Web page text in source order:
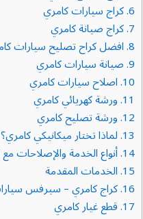
6. كراج سيارات كامري
7. كراج صيانة كامري
8. افضل كراح تصليح سيارات
9. صيانة سيارات كامري
10. اصلاح سيارات كامري
11. ورشة كهريائي كامري
12. ورشة تصليح كامري
13. لماذا تختار ميكانيكي كامري؟
14. أنواع الخدمة والإصلاحات
15. الخدمات المقدمة
16. كراج كامري – سيرفس
17. قطع غيار كامري